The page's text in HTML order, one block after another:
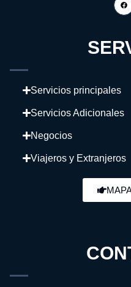
Servicios principales
Servicios Adicionales
Negocios
Viajeros y Extranjeros